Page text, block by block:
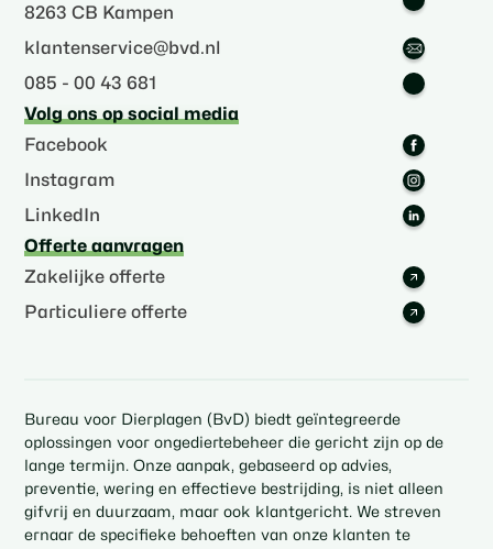
8263 CB Kampen
klantenservice@bvd.nl
085 - 00 43 681
Volg ons op social media
Facebook
Instagram
LinkedIn
Offerte aanvragen
Zakelijke offerte
Particuliere offerte
Bureau voor Dierplagen (BvD) biedt geïntegreerde
oplossingen voor ongediertebeheer die gericht zijn op de
lange termijn. Onze aanpak, gebaseerd op advies,
preventie, wering en effectieve bestrijding, is niet alleen
gifvrij en duurzaam, maar ook klantgericht. We streven
ernaar de specifieke behoeften van onze klanten te